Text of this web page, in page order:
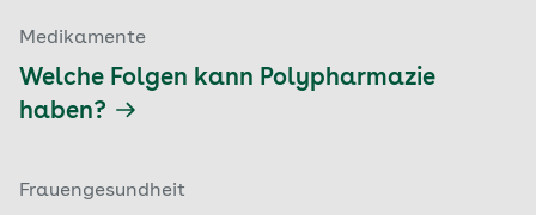
Medikamente
Welche Folgen kann Polypharmazie
haben?
Frauengesundheit